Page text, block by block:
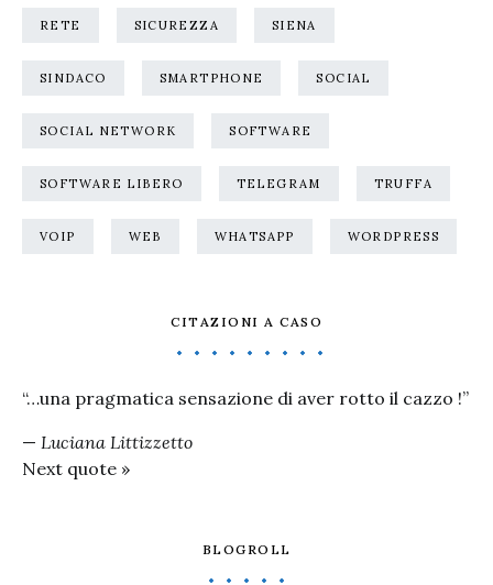
RETE SICUREZZA SIENA
SINDACO SMARTPHONE SOCIAL
SOCIAL NETWORK SOFTWARE
SOFTWARE LIBERO TELEGRAM TRUFFA
VOIP WEB WHATSAPP WORDPRESS
CITAZIONI A CASO
“…una pragmatica sensazione di aver rotto il cazzo !”
— Luciana Littizzetto
Next quote »
BLOGROLL